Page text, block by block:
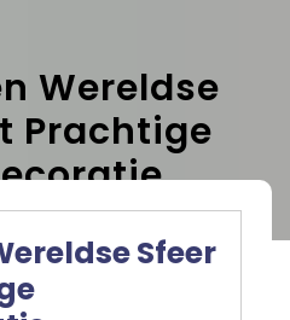
Wereldse
Prachtige
Sfeer